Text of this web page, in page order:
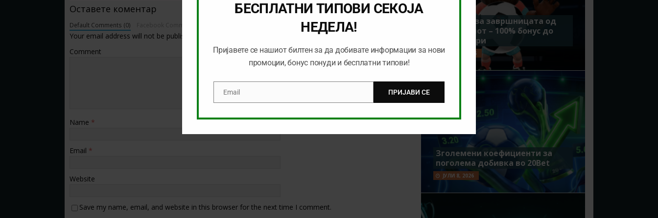
Оставете коментар
Default Comments (0)
Your email address will not be published.
Comment
Name *
Email *
Website
Save my name, email, and website in this browser for the next time I comment.
Идеално за завршницата од
Мундијалот – 100% бонус до
7500 денари
ЈУЛИ 15, 2026
Зголемени коефициенти за
поголема добивка во 20Bet
ЈУЛИ 8, 2026
БЕСПЛАТНИ ТИПОВИ СЕКОЈА
НЕДЕЛА!
Пријавете се нашиот билтен за да добивате информации за нови
промоции, бонус понуди и бесплатни типови!
EmailEmail ПРИЈАВИ СЕ